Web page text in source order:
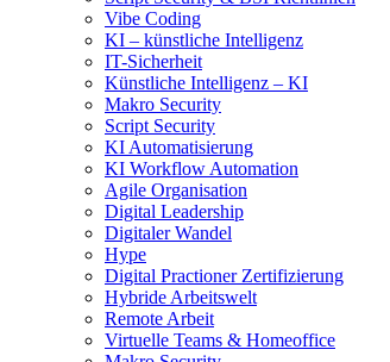
Vibe Coding
KI – künstliche Intelligenz
IT-Sicherheit
Künstliche Intelligenz – KI
Makro Security
Script Security
KI Automatisierung
KI Workflow Automation
Agile Organisation
Digital Leadership
Digitaler Wandel
Hype
Digital Practioner Zertifizierung
Hybride Arbeitswelt
Remote Arbeit
Virtuelle Teams & Homeoffice